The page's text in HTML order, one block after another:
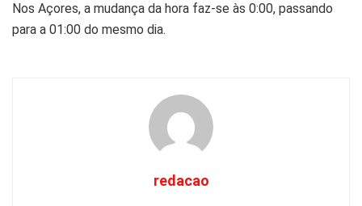
Nos Açores, a mudança da hora faz-se às 0:00, passando
para a 01:00 do mesmo dia.
redacao